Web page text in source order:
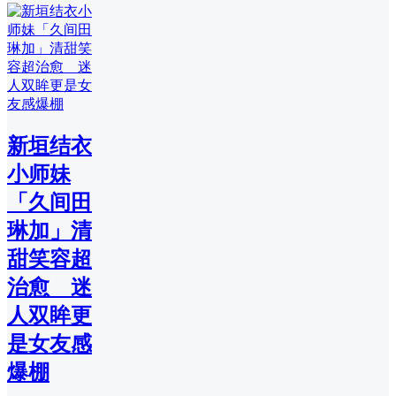
新垣结衣
小师妹
「久间田
琳加」清
甜笑容超
治愈 迷
人双眸更
是女友感
爆棚